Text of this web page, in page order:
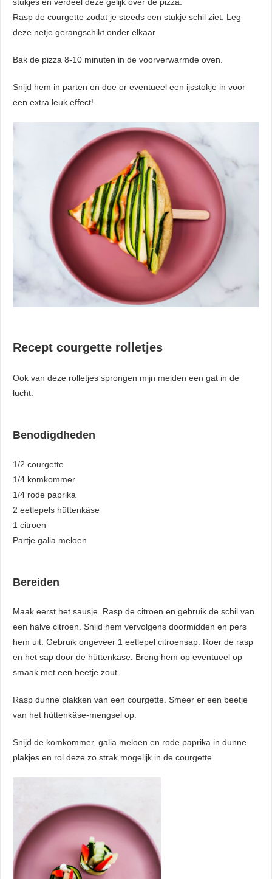
Rasp de courgette zodat je steeds een stukje schil ziet. Leg
deze netje gerangschikt onder elkaar.
Bak de pizza 8-10 minuten in de voorverwarmde oven.
Snijd hem in parten en doe er eventueel een ijsstokje in voor
een extra leuk effect!
Recept courgette rolletjes
Ook van deze rolletjes sprongen mijn meiden een gat in de
lucht.
Benodigdheden
1/2 courgette
1/4 komkommer
1/4 rode paprika
2 eetlepels hüttenkäse
1 citroen
Partje galia meloen
Bereiden
Maak eerst het sausje. Rasp de citroen en gebruik de schil van
een halve citroen. Snijd hem vervolgens doormidden en pers
hem uit. Gebruik ongeveer 1 eetlepel citroensap. Roer de rasp
en het sap door de hüttenkäse. Breng hem op eventueel op
smaak met een beetje zout.
Rasp dunne plakken van een courgette. Smeer er een beetje
van het hüttenkäse-mengsel op.
Snijd de komkommer, galia meloen en rode paprika in dunne
plakjes en rol deze zo strak mogelijk in de courgette.